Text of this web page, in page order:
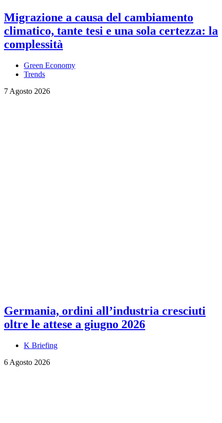
Migrazione a causa del cambiamento
climatico, tante tesi e una sola certezza: la
complessità
Green Economy
Trends
7 Agosto 2026
Germania, ordini all’industria cresciuti
oltre le attese a giugno 2026
K Briefing
6 Agosto 2026